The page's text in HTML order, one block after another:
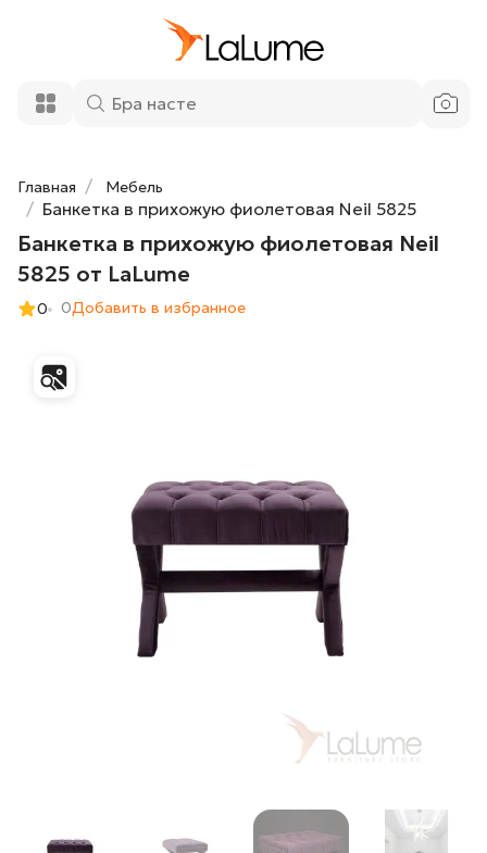
Главная Мебель
Банкетка в прихожую фиолетовая Neil 5825
Банкетка в прихожую фиолетовая Neil
5825 от LaLume
0 0Добавить в избранное
5825 от LaLume